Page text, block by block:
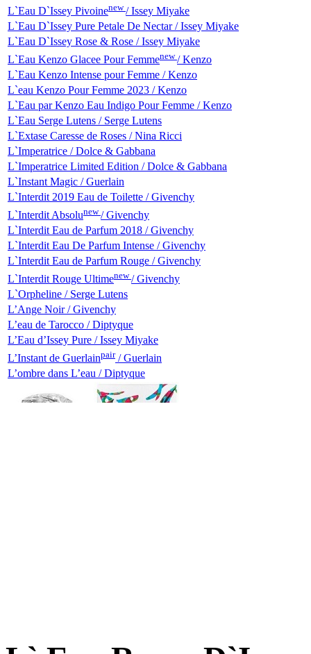
L`Eau D`Issey Pivoinenew/ Issey Miyake
L`Eau D`Issey Pure Petale De Nectar / Issey Miyake
L`Eau D`Issey Rose & Rose / Issey Miyake
L`Eau Kenzo Glacee Pour Femmenew/ Kenzo
L`Eau Kenzo Intense pour Femme / Kenzo
L`eau Kenzo Pour Femme 2023 / Kenzo
L`Eau par Kenzo Eau Indigo Pour Femme / Kenzo
L`Eau Serge Lutens / Serge Lutens
L`Extase Caresse de Roses / Nina Ricci
L`Imperatrice / Dolce & Gabbana
L`Imperatrice Limited Edition / Dolce & Gabbana
L`Instant Magic / Guerlain
L`Interdit 2019 Eau de Toilette / Givenchy
L`Interdit Absolunew/ Givenchy
L`Interdit Eau de Parfum 2018 / Givenchy
L`Interdit Eau De Parfum Intense / Givenchy
L`Interdit Eau de Parfum Rouge / Givenchy
L`Interdit Rouge Ultimenew/ Givenchy
L`Orpheline / Serge Lutens
L’Ange Noir / Givenchy
L’eau de Tarocco / Diptyque
L’Eau d’Issey Pure / Issey Miyake
L’Instant de Guerlainpair/ Guerlain
L’ombre dans L’eau / Diptyque